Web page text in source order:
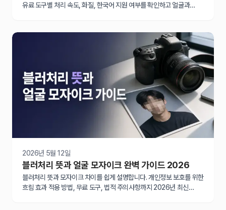
유료 도구별 처리 속도, 화질, 한국어 지원 여부를 확인하고 얼굴과
2026년 5월 12일
블러처리 뜻과 얼굴 모자이크 완벽 가이드 2026
블러처리 뜻과 모자이크 차이를 쉽게 설명합니다. 개인정보 보호를 위한
흐림 효과 적용 방법, 무료 도구, 법적 주의사항까지 2026년 최신